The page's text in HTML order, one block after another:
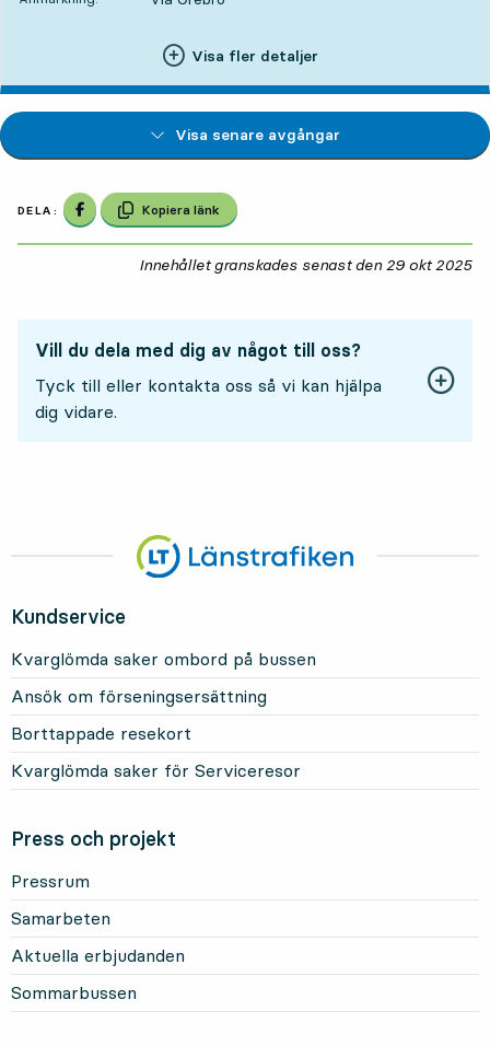
Visa fler detaljer
Visa senare avgångar
DELA: Dela på Facebook
Kopiera länk
Innehållet granskades senast den 29 okt 2025
Vill du dela med dig av något till oss?
Tyck till eller kontakta oss så vi kan hjälpa
dig vidare.
Kundservice
Kvarglömda saker ombord på bussen
Ansök om förseningsersättning
Borttappade resekort
Kvarglömda saker för Serviceresor
Press och projekt
Pressrum
Samarbeten
Aktuella erbjudanden
Sommarbussen